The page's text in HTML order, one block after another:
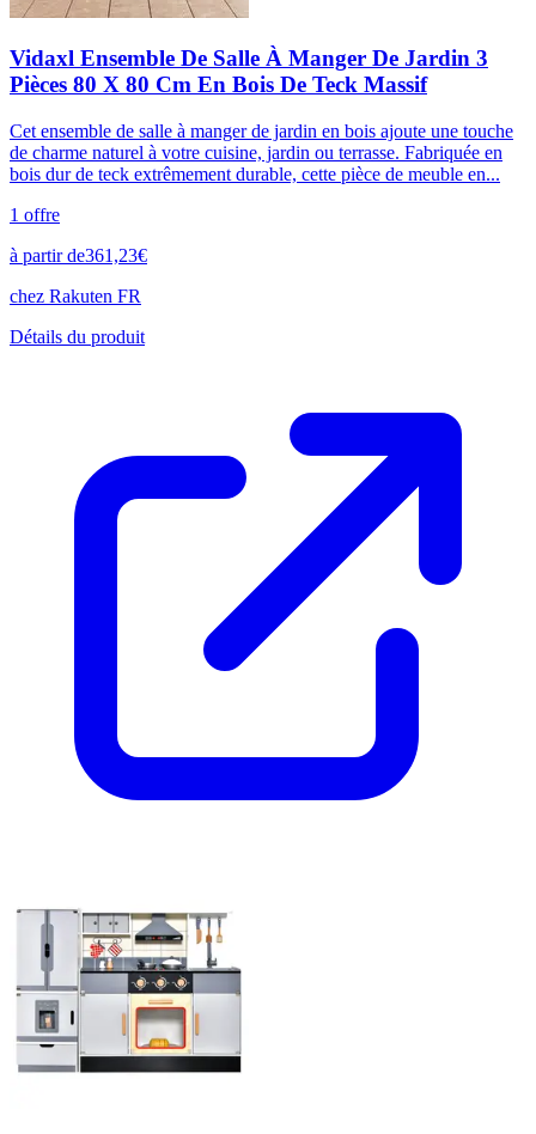
Vidaxl Ensemble De Salle À Manger De Jardin 3
Pièces 80 X 80 Cm En Bois De Teck Massif
Cet ensemble de salle à manger de jardin en bois ajoute une touche
de charme naturel à votre cuisine, jardin ou terrasse. Fabriquée en
bois dur de teck extrêmement durable, cette pièce de meuble en...
1 offre
à partir de361,23€
chez Rakuten FR
Détails du produit